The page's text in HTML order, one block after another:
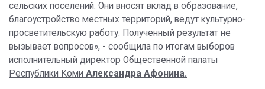
сельских поселений. Они вносят вклад в образование,
благоустройство местных территорий, ведут культурно-
просветительскую работу. Полученный результат не
вызывает вопросов», - сообщила по итогам выборов
исполнительный директор Общественной палаты
Республики Коми Александра Афонина.